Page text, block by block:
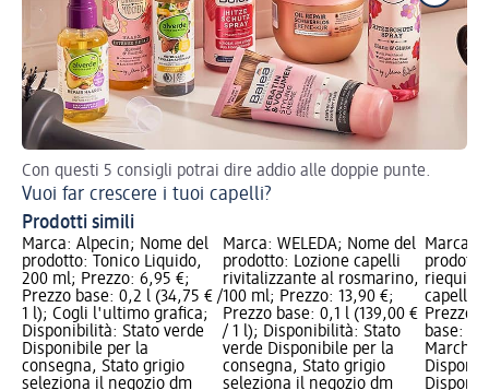
Con questi 5 consigli potrai dire addio alle doppie punte.
Vuoi far crescere i tuoi capelli?
Prodotti simili
Marca: Alpecin; Nome del
prodotto: Tonico Liquido,
200 ml; Prezzo: 6,95 €;
Prezzo base: 0,2 l (34,75 € /
1 l); Cogli l'ultimo grafica;
Disponibilità: Stato verde
Disponibile per la
consegna, Stato grigio
seleziona il negozio dm
Marca: WELEDA; Nome del
prodotto: Lozione capelli
rivitalizzante al rosmarino,
100 ml; Prezzo: 13,90 €;
Prezzo base: 0,1 l (139,00 €
/ 1 l); Disponibilità: Stato
verde Disponibile per la
consegna, Stato grigio
seleziona il negozio dm
Marca:
Prezzo:
base:
Marchio